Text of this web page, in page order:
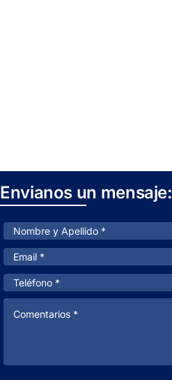
Envianos un mensaje: